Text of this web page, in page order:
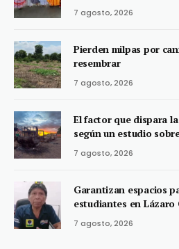
7 agosto, 2026
Pierden milpas por
resembrar
7 agosto, 2026
El factor que dispara
según un estudio
7 agosto, 2026
Garantizan espacios
estudiantes en Lázaro
7 agosto, 2026